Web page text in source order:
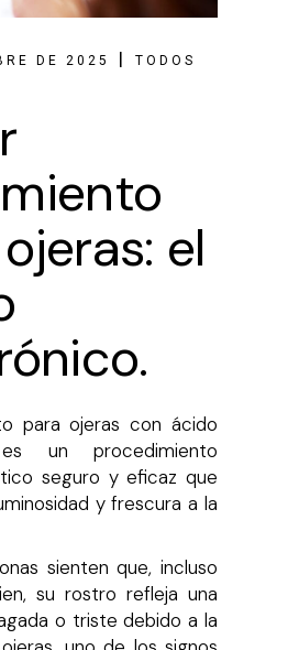
DE 2025 TODOS
el
para ojeras con ácido
es un procedimiento
seguro y eficaz que
y frescura a la
sienten que, incluso
su rostro refleja una
o triste debido a la